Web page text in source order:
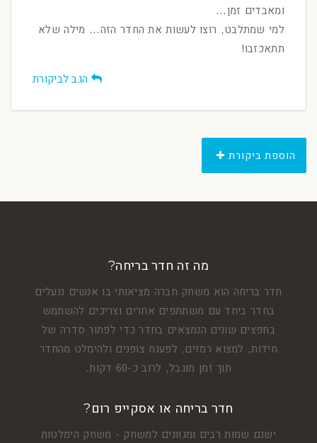
ומאבדים זמן...
למי שמתלבט, רוצו לעשות את החדר הזה... מילה שלא
תתאכזבו!
הגב לביקורת
הוספת ביקורת
מה זה חדר בריחה?
חדר בריחה הוא משחק חברה מציאותי בו אנשים ננעלים
בחדר ביחד עם משתתפים אחרים וצריכים להשתמש
בחפצים שונים הנמצאים בחדר כדי לפתור סדרה של
חידות, למצוא רמזים, לפענח צופנים ולהימלט מהחדר
תוך זמן מוגבל, לרוב כ-60 דקות.
חדר בריחה או אסקייפ רום?
ישנם שמות רבים ומגוונים למשחק - משחק הימלטות